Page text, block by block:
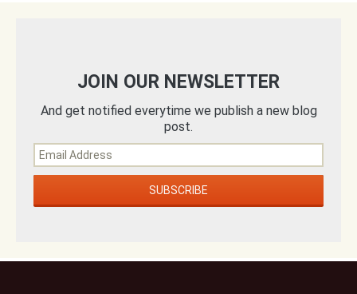
JOIN OUR NEWSLETTER
And get notified everytime we publish a new blog
post.